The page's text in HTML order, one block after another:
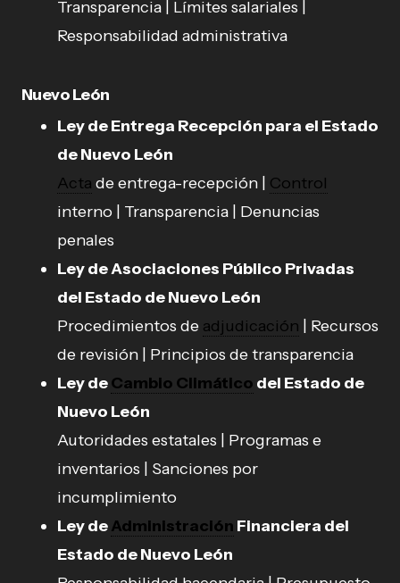
Transparencia | Límites salariales |
Responsabilidad administrativa
Nuevo León
Ley de Entrega Recepción para el Estado
de Nuevo León
Acta de entrega-recepción | Control
interno | Transparencia | Denuncias
penales
Ley de Asociaciones Público Privadas
del Estado de Nuevo León
Procedimientos de adjudicación | Recursos
de revisión | Principios de transparencia
Ley deCambio Climático del Estado de
Nuevo León
Autoridades estatales | Programas e
inventarios | Sanciones por
incumplimiento
Ley deAdministración Financiera del
Estado de Nuevo León